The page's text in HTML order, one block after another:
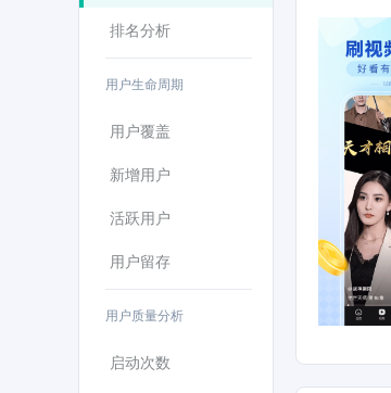
排名分析
用户生命周期
用户覆盖
新增用户
活跃用户
用户留存
用户质量分析
启动次数